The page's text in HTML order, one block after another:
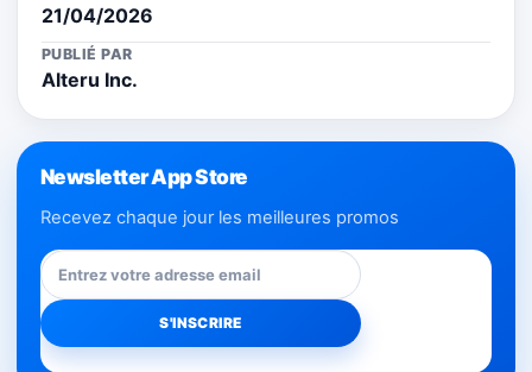
21/04/2026
PUBLIÉ PAR
Alteru Inc.
Newsletter App Store
Recevez chaque jour les meilleures promos